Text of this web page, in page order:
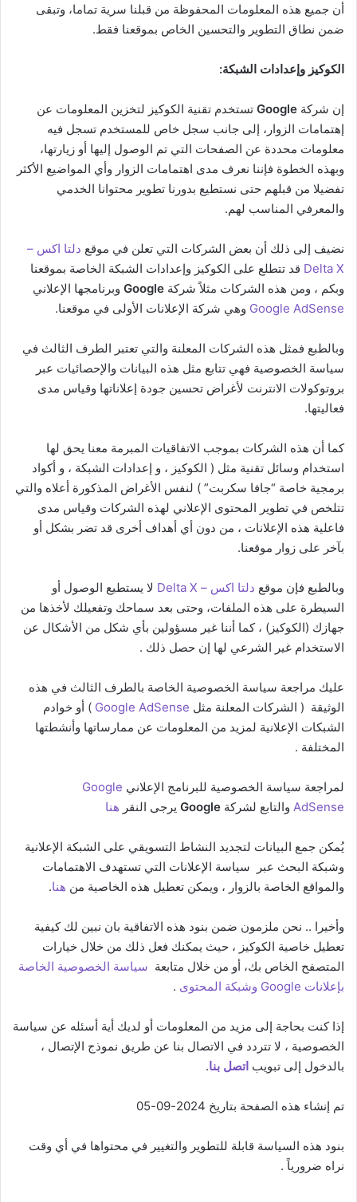
أن جميع هذه المعلومات المحفوظة من قبلنا سرية تماما، وتبقى
ضمن نطاق التطوير والتحسين الخاص بموقعنا فقط.
الكوكيز وإعدادات الشبكة:
إن شركة Google تستخدم تقنية الكوكيز لتخزين المعلومات عن
إهتمامات الزوار، إلى جانب سجل خاص للمستخدم تسجل فيه
معلومات محددة عن الصفحات التي تم الوصول إليها أو زيارتها،
وبهذه الخطوة فإننا نعرف مدى اهتمامات الزوار وأي المواضيع الأكثر
تفضيلا من قبلهم حتى نستطيع بدورنا تطوير محتوانا الخدمي
والمعرفي المناسب لهم.
نضيف إلى ذلك أن بعض الشركات التي تعلن في موقع دلتا اكس –
Delta X قد تتطلع على الكوكيز وإعدادات الشبكة الخاصة بموقعنا
وبكم ، ومن هذه الشركات مثلاً شركة Google وبرنامجها الإعلاني
Google AdSense وهي شركة الإعلانات الأولى في موقعنا.
وبالطبع فمثل هذه الشركات المعلنة والتي تعتبر الطرف الثالث في
سياسة الخصوصية فهي تتابع مثل هذه البيانات والإحصائيات عبر
بروتوكولات الانترنت لأغراض تحسين جودة إعلاناتها وقياس مدى
فعاليتها.
كما أن هذه الشركات بموجب الاتفاقيات المبرمة معنا يحق لها
استخدام وسائل تقنية مثل ( الكوكيز ، و إعدادات الشبكة ، و أكواد
برمجية خاصة “جافا سكربت” ) لنفس الأغراض المذكورة أعلاه والتي
تتلخص في تطوير المحتوى الإعلاني لهذه الشركات وقياس مدى
فاعلية هذه الإعلانات ، من دون أي أهداف أخرى قد تضر بشكل أو
بآخر على زوار موقعنا.
وبالطبع فإن موقع دلتا اكس – Delta X
لا يستطيع الوصول أو
السيطرة على هذه الملفات، وحتى بعد سماحك وتفعيلك لأخذها من
جهازك (الكوكيز) ، كما أننا غير مسؤولين بأي شكل من الأشكال عن
الاستخدام غير الشرعي لها إن حصل ذلك .
عليك مراجعة سياسة الخصوصية الخاصة بالطرف الثالث في هذه
الوثيقة ( الشركات المعلنة مثل Google AdSense ) أو خوادم
الشبكات الإعلانية لمزيد من المعلومات عن ممارساتها وأنشطتها
المختلفة .
لمراجعة سياسة الخصوصية للبرنامج الإعلاني Google
AdSense والتابع لشركة Google يرجى النقر هنا
يُمكن جمع البيانات لتجديد النشاط التسويقي على الشبكة الإعلانية
وشبكة البحث عبر سياسة الإعلانات التي تستهدف الاهتمامات
والمواقع الخاصة بالزوار ، ويمكن تعطيل هذه الخاصية من هنا.
وأخيرا .. نحن ملزمون ضمن بنود هذه الاتفاقية بان نبين لك كيفية
تعطيل خاصية الكوكيز ، حيث يمكنك فعل ذلك من خلال خيارات
المتصفح الخاص بك، أو من خلال متابعة سياسة الخصوصية الخاصة
بإعلانات Google وشبكة المحتوى
.
إذا كنت بحاجة إلى مزيد من المعلومات أو لديك أية أسئله عن سياسة
الخصوصية ، لا تتردد في الاتصال بنا عن طريق نموذج الإتصال ،
بالدخول إلى تبويب اتصل بنا.
تم إنشاء هذه الصفحة بتاريخ 2024-09-05
بنود هذه السياسة قابلة للتطوير والتغيير في محتواها في أي وقت
نراه ضرورياً .